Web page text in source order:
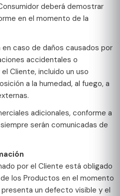
deberá demostrar
en el momento de la
caso de daños causados por
accidentales o
Cliente, incluido un uso
a la humedad, al fuego, a
adicionales, conforme a
serán comunicadas de
por el Cliente está obligado
los Productos en el momento
un defecto visible y el